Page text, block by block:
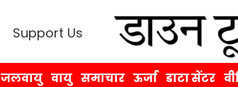
Support Us
जलवायु वायु समाचार ऊर्जा डाटा सेंटर